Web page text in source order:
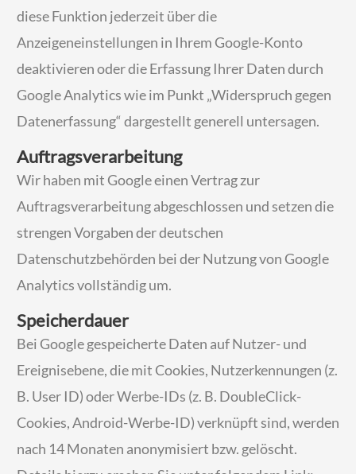
diese Funktion jederzeit über die
Anzeigeneinstellungen in Ihrem Google-Konto
deaktivieren oder die Erfassung Ihrer Daten durch
Google Analytics wie im Punkt „Widerspruch gegen
Datenerfassung“ dargestellt generell untersagen.
Auftragsverarbeitung
Wir haben mit Google einen Vertrag zur
Auftragsverarbeitung abgeschlossen und setzen die
strengen Vorgaben der deutschen
Datenschutzbehörden bei der Nutzung von Google
Analytics vollständig um.
Speicherdauer
Bei Google gespeicherte Daten auf Nutzer- und
Ereignisebene, die mit Cookies, Nutzerkennungen (z.
B. User ID) oder Werbe-IDs (z. B. DoubleClick-
Cookies, Android-Werbe-ID) verknüpft sind, werden
nach 14 Monaten anonymisiert bzw. gelöscht.